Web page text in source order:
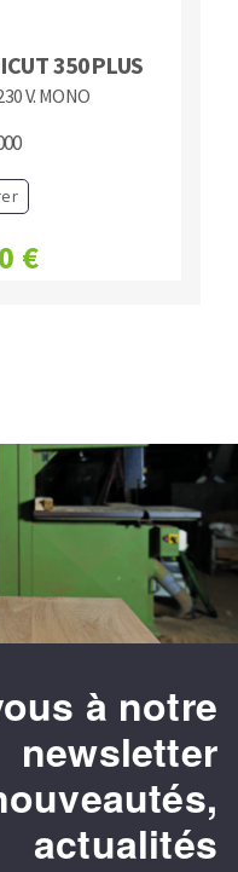
350PLUS
V. MONO
€
à notre
newsletter
actualités